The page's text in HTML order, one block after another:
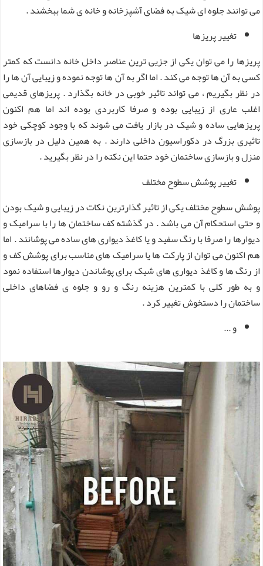
می توانند جلوه ای شیک به فضای آشپزخانه و خانه ی شما ببخشند .
تغییر پریزها
پریزها را می توان یکی از جزیی ترین عناصر داخل خانه دانست که کمتر
کسی به آن ها توجه می کند . اما اگر به آن ها توجه نموده و زیبایی آن ها را
در نظر بگیریم ، می تواند تاثیر خوبی در خانه بگذارد . پریزهای قدیمی
اغلب عاری از زیبایی بوده و صرفا کاربردی بوده اند اما هم اکنون
پریزهایی ساده و شیک در بازار یافت می شوند که با وجود کوچکی خود
تاثیری بزرگ در دکوراسیون داخلی دارند . به همین دلیل در بازسازی
منزل و بازسازی ساختمان خود حتما این نکته را در نظر بگیرید .
تغییر پوشش سطوح مختلف
پوشش سطوح مختلف یکی از تاثیر گذارترین نکات در زیبایی و شیک بودن
و حتی استحکام آن می باشد . در گذشته کف ساختمان ها را با سرامیک و
دیوارها را صرفا با رنگ سفید و یا کاغذ دیواری های ساده می پوشانند . اما
هم اکنون می توان از پارکت ها یا سرامیک های مناسب برای پوشش کف و
از رنگ ها و کاغذ دیواری های شیک برای پوشاندن دیوارها استفاده نمود
و به طور کلی با کمترین هزینه رنگ و رو و جلوه ی فضاهای داخلی
ساختمان را دستخوش تغییر کرد .
و ...